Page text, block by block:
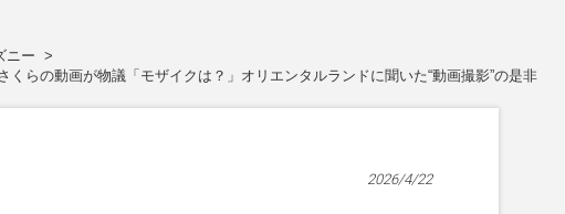
ニー
くらの動画が物議「モザイクは？」オリエンタルランドに聞いた“動画撮影”の是非
2026/4/22